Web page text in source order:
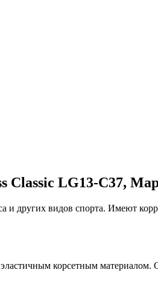
Classic LG13-C37,
и других видов спорта. Имеют
корсетным материалом.